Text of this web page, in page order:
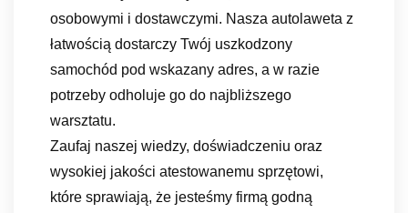
osobowymi i dostawczymi. Nasza autolaweta z
łatwością dostarczy Twój uszkodzony
samochód pod wskazany adres, a w razie
potrzeby odholuje go do najbliższego
warsztatu.
Zaufaj naszej wiedzy, doświadczeniu oraz
wysokiej jakości atestowanemu sprzętowi,
które sprawiają, że jesteśmy firmą godną